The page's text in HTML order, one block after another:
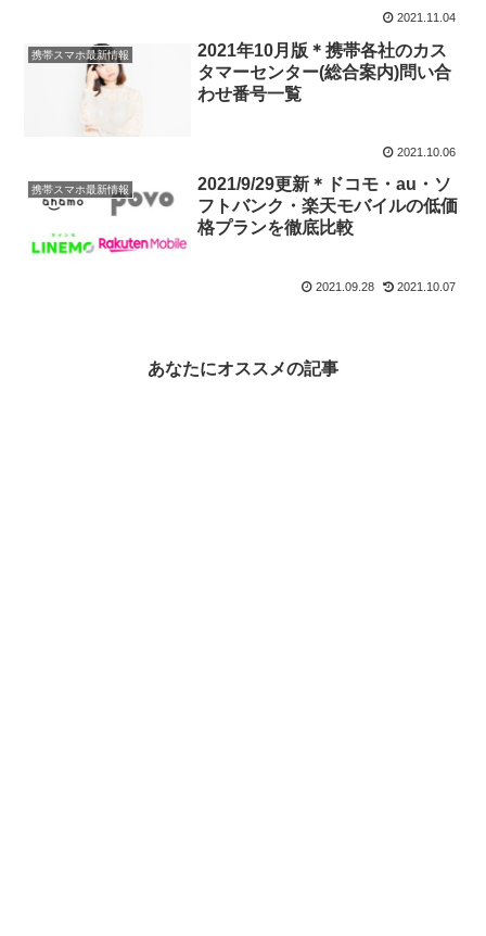
2021.11.04
携帯スマホ最新情報
2021年10月版＊携帯各社のカス
タマーセンター(総合案内)問い合
わせ番号一覧
2021.10.06
携帯スマホ最新情報
2021/9/29更新＊ドコモ・au・ソ
フトバンク・楽天モバイルの低価
格プランを徹底比較
2021.09.28 2021.10.07
あなたにオススメの記事